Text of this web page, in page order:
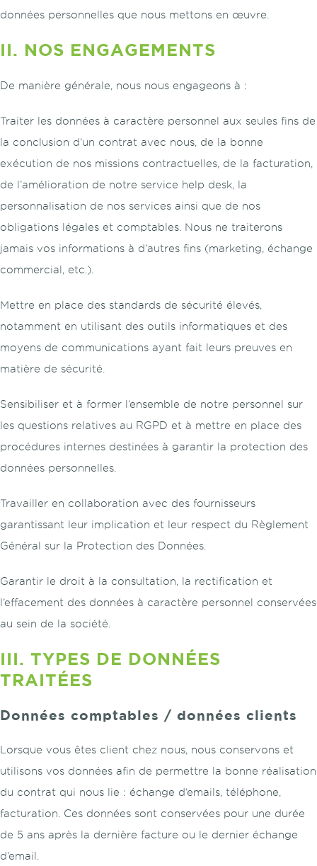
données personnelles que nous mettons en œuvre.
II. NOS ENGAGEMENTS
De manière générale, nous nous engageons à :
Traiter les données à caractère personnel aux seules fins de
la conclusion d’un contrat avec nous, de la bonne
exécution de nos missions contractuelles, de la facturation,
de l’amélioration de notre service help desk, la
personnalisation de nos services ainsi que de nos
obligations légales et comptables. Nous ne traiterons
jamais vos informations à d’autres fins (marketing, échange
commercial, etc.).
Mettre en place des standards de sécurité élevés,
notamment en utilisant des outils informatiques et des
moyens de communications ayant fait leurs preuves en
matière de sécurité.
Sensibiliser et à former l’ensemble de notre personnel sur
les questions relatives au RGPD et à mettre en place des
procédures internes destinées à garantir la protection des
données personnelles.
Travailler en collaboration avec des fournisseurs
garantissant leur implication et leur respect du Règlement
Général sur la Protection des Données.
Garantir le droit à la consultation, la rectification et
l’effacement des données à caractère personnel conservées
au sein de la société.
III. TYPES DE DONNÉES
TRAITÉES
Données comptables / données clients
Lorsque vous êtes client chez nous, nous conservons et
utilisons vos données afin de permettre la bonne réalisation
du contrat qui nous lie : échange d’emails, téléphone,
facturation. Ces données sont conservées pour une durée
de 5 ans après la dernière facture ou le dernier échange
d’email.